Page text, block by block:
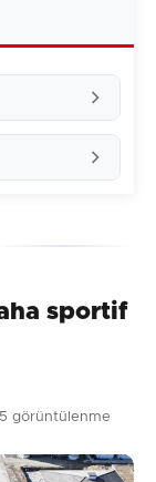
siz yapın!sportif
görüntülenme